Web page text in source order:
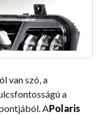
van szó, a
a
APolaris